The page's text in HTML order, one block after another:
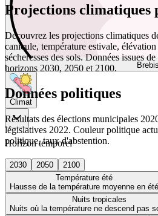
Climat
Horizon temporel
2030 2050
2100
Température été
Hausse de la température moyenne en été
Nuits tropicales
Nuits où la température ne descend pas
Projections climatiques
Découvrez les projections climatiques
canicule, température estivale,
sécheresses des sols. Données issues
horizons 2030, 2050 et 2100.
Données politiques
Résultats des élections municipales
législatives 2022. Couleur politique
politique, taux d'abstention.